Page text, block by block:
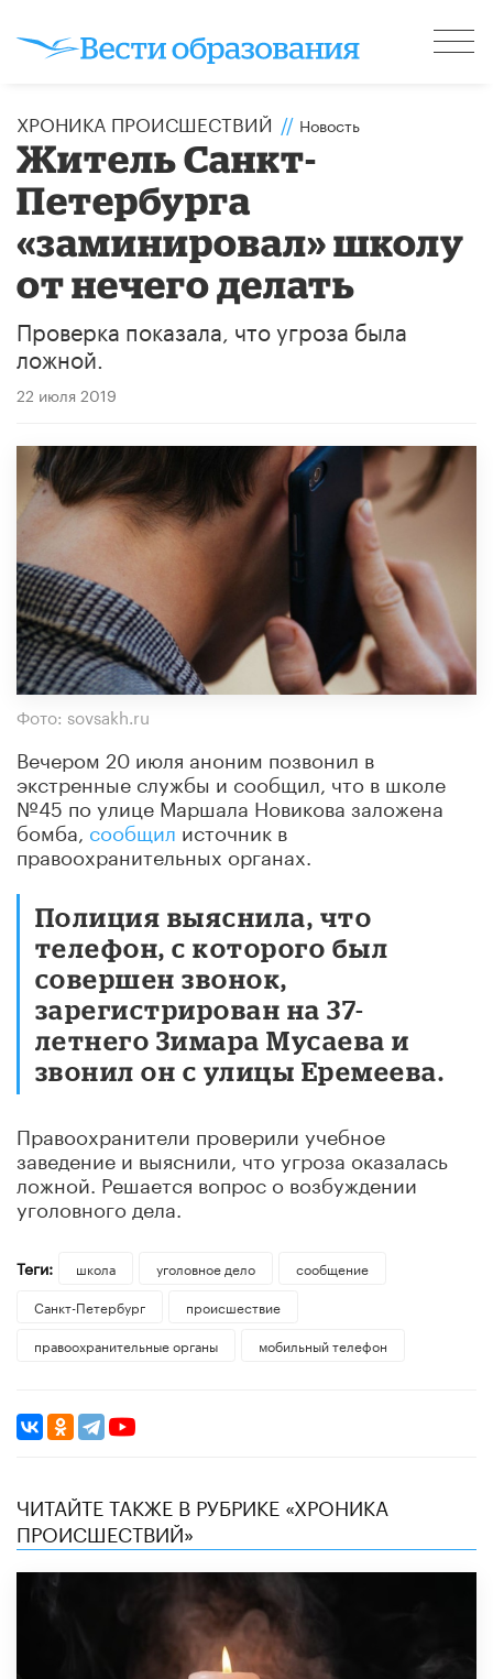
ХРОНИКА ПРОИСШЕСТВИЙ // Новость
Житель Санкт-
Петербурга
«заминировал» школу
от нечего делать
Проверка показала, что угроза была
ложной.
22 июля 2019
Фото: sovsakh.ru
Вечером 20 июля аноним позвонил в
экстренные службы и сообщил, что в школе
№45 по улице Маршала Новикова заложена
бомба, сообщил источник в
правоохранительных органах.
Полиция выяснила, что
телефон, с которого был
совершен звонок,
зарегистрирован на 37-
летнего Зимара Мусаева и
звонил он с улицы Еремеева.
Правоохранители проверили учебное
заведение и выяснили, что угроза оказалась
ложной. Решается вопрос о возбуждении
уголовного дела.
Теги: школа уголовное дело
сообщение
Санкт-Петербург
происшествие
правоохранительные органы
мобильный телефон
ЧИТАЙТЕ ТАКЖЕ В РУБРИКЕ «ХРОНИКА
ПРОИСШЕСТВИЙ»